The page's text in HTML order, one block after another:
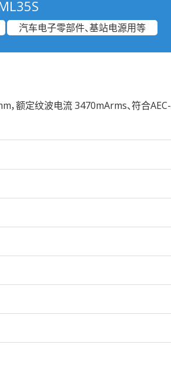
汽车电子零部件、基站电源用等
，额定纹波电流 3470mArms、符合AEC-